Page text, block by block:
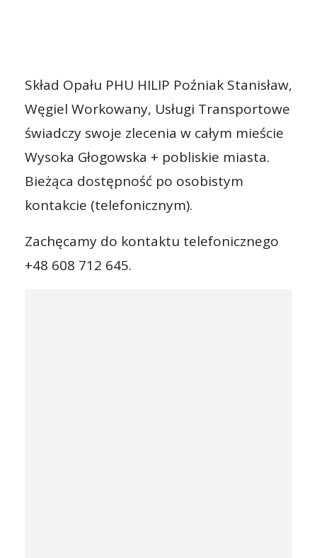
Skład Opału PHU HILIP Poźniak Stanisław,
Węgiel Workowany, Usługi Transportowe
świadczy swoje zlecenia w całym mieście
Wysoka Głogowska + pobliskie miasta.
Bieżąca dostępność po osobistym
kontakcie (telefonicznym).
Zachęcamy do kontaktu telefonicznego
+48 608 712 645.